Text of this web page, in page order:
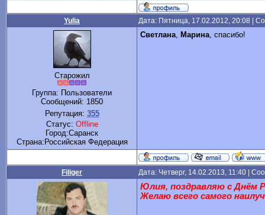
Yulia Дата: Пятница, 17.02.2012, 20:08 |
Старожил
Группа: Пользователи
Сообщений: 1850
Репутация: 355
Статус: Offline
Город:Саранск
Cтрана:Российская Федерация
Светлана, Марина, спасибо!
Filiger Дата: Четверг, 14.02.2013, 11:40 |
Юлия, поздравляю с Днём
Желаю всего самого